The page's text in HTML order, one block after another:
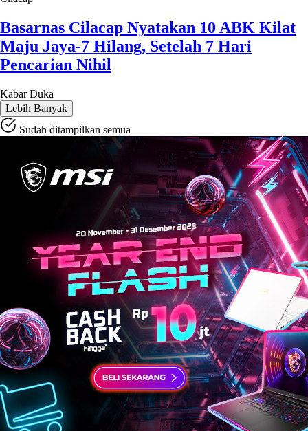
Basarnas Cilacap Nyatakan 10 ABK Kilat
Maju Jaya-7 Hilang, Setelah 7 Hari
Pencarian Nihil
Kabar Duka
Lebih Banyak
Sudah ditampilkan semua